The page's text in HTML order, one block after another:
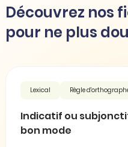
Découvrez nos
pour ne plus
Lexical Règle
Indicatif ou
bon mode